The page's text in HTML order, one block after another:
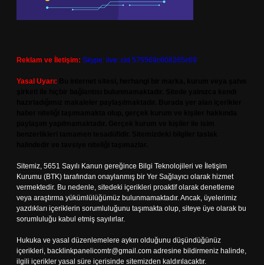
Reklam ve İletişim: Skype: live:.cid.575569c608265c69
Yasal Uyarı:
Sitemiz, 5651 Sayılı Kanun gereğince Bilgi Teknolojileri ve İletişim
Kurumu (BTK) tarafından onaylanmış bir Yer Sağlayıcı olarak hizmet
vermektedir. Bu nedenle, sitedeki içerikleri proaktif olarak denetleme
veya araştırma yükümlülüğümüz bulunmamaktadır. Ancak, üyelerimiz
yazdıkları içeriklerin sorumluluğunu taşımakta olup, siteye üye olarak bu
sorumluluğu kabul etmiş sayılırlar.
Hukuka ve yasal düzenlemelere aykırı olduğunu düşündüğünüz
içerikleri, backlinkpanelicomtr@gmail.com adresine bildirmeniz halinde,
ilgili içerikler yasal süre içerisinde sitemizden kaldırılacaktır.